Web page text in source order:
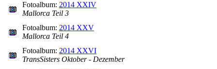
Fotoalbum: 2014 XXIV
Mallorca Teil 3
Fotoalbum: 2014 XXV
Mallorca Teil 4
Fotoalbum: 2014 XXVI
TransSisters Oktober - Dezember